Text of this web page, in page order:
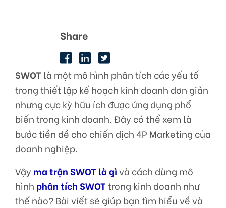
Share
SWOT là một mô hình phân tích các yếu tố
trong thiết lập kế hoạch kinh doanh đơn giản
nhưng cực kỳ hữu ích được ứng dụng phổ
biến trong kinh doanh. Đây có thể xem là
bước tiền đề cho chiến dịch 4P Marketing của
doanh nghiệp.
Vậy ma trận SWOT là gìvà cách dùng mô
hình phân tích SWOTtrong kinh doanh như
thế nào? Bài viết sẽ giúp bạn tìm hiểu về và